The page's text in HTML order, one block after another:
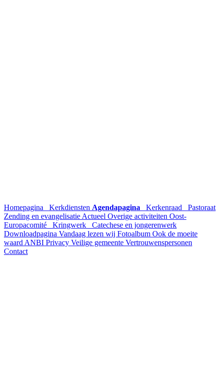
Homepagina Kerkdiensten Agendapagina Kerkenraad
Pastoraat
Zending en evangelisatie Actueel Overige activiteiten Oost-
Europacomité
Kringwerk
Catechese en jongerenwerk
Downloadpagina Vandaag lezen wij Fotoalbum Ook de moeite
waard ANBI Privacy Veilige gemeente Vertrouwenspersonen
Contact